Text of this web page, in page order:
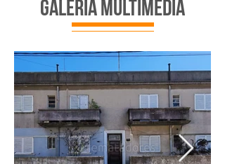
galería multimedia